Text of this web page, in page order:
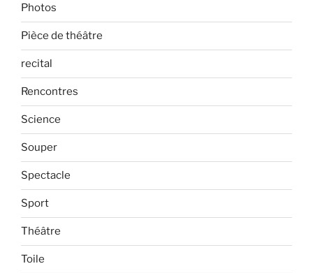
Photos
Pièce de théâtre
recital
Rencontres
Science
Souper
Spectacle
Sport
Théâtre
Toile